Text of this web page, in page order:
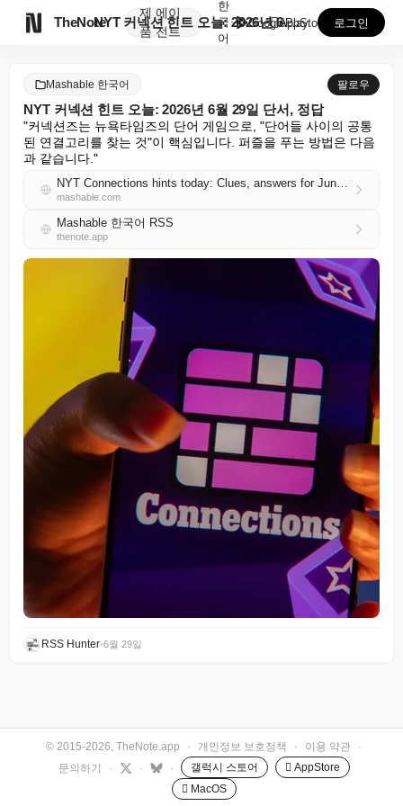
TheNote
제
품
에이
전트
NYT 커넥션 힌트 오늘: 2026년 6월 29일 단서...
한
국
어
GooglePlay
AppStore 로그인
Mashable 한국어 팔로우
NYT 커넥션 힌트 오늘: 2026년 6월 29일 단서, 정답
"커넥션즈는 뉴욕타임즈의 단어 게임으로, "단어들 사이의 공통
된 연결고리를 찾는 것"이 핵심입니다. 퍼즐을 푸는 방법은 다음
과 같습니다."
NYT Connections hints today: Clues, answers for June 29, 2026
mashable.com
Mashable 한국어 RSS
thenote.app
RSS Hunter•6월 29일
© 2015-2026, TheNote.app · 개인정보 보호정책 · 이용 약관
·
문의하기
· · · 갤럭시 스토어
 AppStore
 MacOS